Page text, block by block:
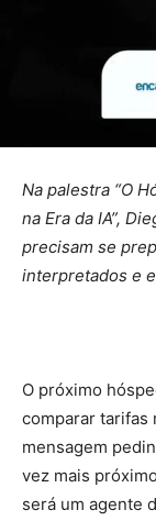
Na palestra “O
na Era da IA”,
precisam se
interpretados e
O próximo
comparar tarifas
mensagem
vez mais
será um agente